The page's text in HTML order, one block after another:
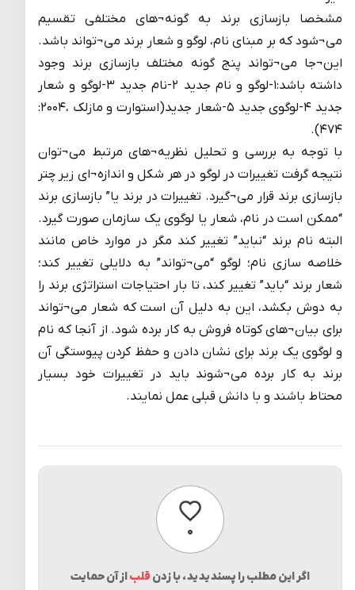
مشخصا بازسازی برند به گونه¬های مختلفی تقسیم
می¬شود که بر مبنای نام، لوگو و شعار برند می¬تواند باشد.
این¬جا می¬تواند پنج گونه مختلف بازسازی برند وجود
داشته باشد:۱-لوگو و نام جدید ۲-نام جدید ۳-لوگو و شعار
جدید ۴-لوگوی جدید ۵-شعار جدید(استوارت و مازلک ،۲۰۰۴:
۴۷۴).
با توجه به بررسی و تحلیل نظریه¬های مرتبط می¬توان
نتیجه گرفت تغییرات در لوگو در هر شکل و اندازه¬ای زیر چتر
بازسازی برند قرار می¬گیرد. تغییرات در برند یا” بازسازی برند
“ممکن است در نام، شعار یا لوگوی یک سازمان صورت گیرد.
البته نام برند “نباید” تغییر کند مگر در موارد خاص مانند
خلاصه سازی نام؛ لوگو “می¬تواند” به دلایلی تغییر کند؛
شعار برند “باید” تغییر کند، تا بار احتیاجات استراتژی برند را
به دوش بکشد، این به دلیل آن است که شعار می¬تواند
برای بیان¬های کوتاه فروش به کار برده شود. از آنجا که نام
و لوگوی یک برند برای نشان دادن و حفظ کردن پیوستگی آن
برند به کار برده می¬شوند باید در تغییرات خود بسیار
محتاط باشند و با دانش قبلی عمل نمایند.
۰پسندیدن
اگر این مطلب را پسندیدید، با زدن قلباز آن حمایت